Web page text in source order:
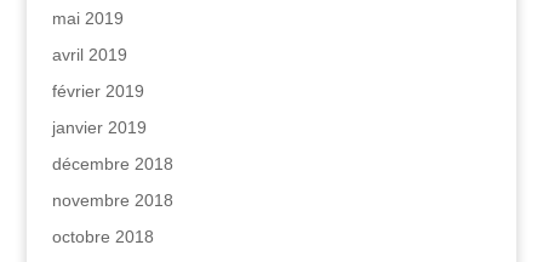
mai 2019
avril 2019
février 2019
janvier 2019
décembre 2018
novembre 2018
octobre 2018